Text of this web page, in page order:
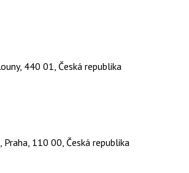
440 01, Česká republika
110 00, Česká republika